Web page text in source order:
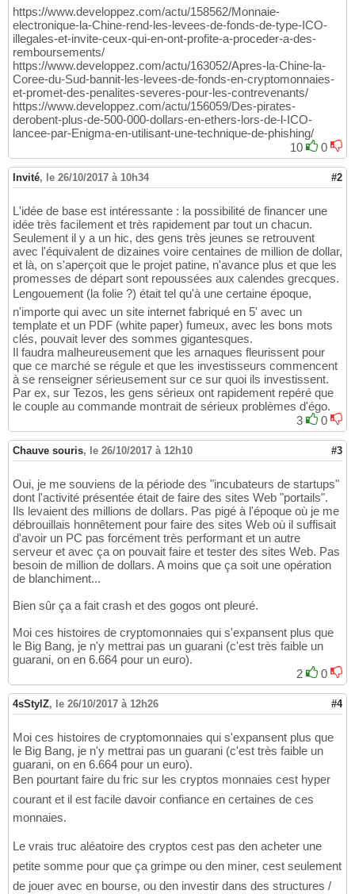
https://www.developpez.com/actu/158562/Monnaie-
electronique-la-Chine-rend-les-levees-de-fonds-de-type-ICO-
illegales-et-invite-ceux-qui-en-ont-profite-a-proceder-a-des-
remboursements/
https://www.developpez.com/actu/163052/Apres-la-Chine-la-
Coree-du-Sud-bannit-les-levees-de-fonds-en-cryptomonnaies-
et-promet-des-penalites-severes-pour-les-contrevenants/
https://www.developpez.com/actu/156059/Des-pirates-
derobent-plus-de-500-000-dollars-en-ethers-lors-de-l-ICO-
lancee-par-Enigma-en-utilisant-une-technique-de-phishing/
10
0
Invité, le 26/10/2017 à 10h34 #2
L'idée de base est intéressante : la possibilité de financer une
idée très facilement et très rapidement par tout un chacun.
Seulement il y a un hic, des gens très jeunes se retrouvent
avec l'équivalent de dizaines voire centaines de million de dollar,
et là, on s'aperçoit que le projet patine, n'avance plus et que les
promesses de départ sont repoussées aux calendes grecques.
Lengouement (la folie ?) était tel qu'à une certaine époque,
n'importe qui avec un site internet fabriqué en 5' avec un
template et un PDF (white paper) fumeux, avec les bons mots
clés, pouvait lever des sommes gigantesques.
Il faudra malheureusement que les arnaques fleurissent pour
que ce marché se régule et que les investisseurs commencent
à se renseigner sérieusement sur ce sur quoi ils investissent.
Par ex, sur Tezos, les gens sérieux ont rapidement repéré que
le couple au commande montrait de sérieux problèmes d'égo.
3
0
Chauve souris, le 26/10/2017 à 12h10 #3
Oui, je me souviens de la période des "incubateurs de startups"
dont l'activité présentée était de faire des sites Web "portails".
Ils levaient des millions de dollars. Pas pigé à l'époque où je me
débrouillais honnêtement pour faire des sites Web où il suffisait
d'avoir un PC pas forcément très performant et un autre
serveur et avec ça on pouvait faire et tester des sites Web. Pas
besoin de million de dollars. A moins que ça soit une opération
de blanchiment...
Bien sûr ça a fait crash et des gogos ont pleuré.
Moi ces histoires de cryptomonnaies qui s'expansent plus que
le Big Bang, je n'y mettrai pas un guarani (c'est très faible un
guarani, on en 6.664 pour un euro).
2
0
4sStylZ, le 26/10/2017 à 12h26 #4
Moi ces histoires de cryptomonnaies qui s'expansent plus que
le Big Bang, je n'y mettrai pas un guarani (c'est très faible un
guarani, on en 6.664 pour un euro).
Ben pourtant faire du fric sur les cryptos monnaies cest hyper
courant et il est facile davoir confiance en certaines de ces
monnaies.
Le vrais truc aléatoire des cryptos cest pas den acheter une
petite somme pour que ça grimpe ou den miner, cest seulement
de jouer avec en bourse, ou den investir dans des structures /